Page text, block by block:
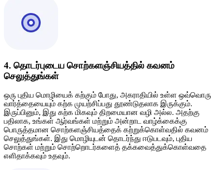
4. தொடர்புடைய சொற்களஞ்சியத்தில் கவனம்
செலுத்துங்கள்
ஒரு புதிய மொழியைக் கற்கும் போது, ​​அகராதியில் உள்ள ஒவ்வொரு
வார்த்தையையும் கற்க முயற்சிப்பது தூண்டுதலாக இருக்கும்.
இருப்பினும், இது கற்க மிகவும் திறமையான வழி அல்ல. அதற்கு
பதிலாக, உங்கள் ஆர்வங்கள் மற்றும் அன்றாட வாழ்க்கைக்கு
பொருத்தமான சொற்களஞ்சியத்தைக் கற்றுக்கொள்வதில் கவனம்
செலுத்துங்கள். இது மொழியுடன் தொடர்ந்து ஈடுபடவும், புதிய
சொற்கள் மற்றும் சொற்றொடர்களைத் தக்கவைத்துக்கொள்வதை
எளிதாக்கவும் உதவும்.